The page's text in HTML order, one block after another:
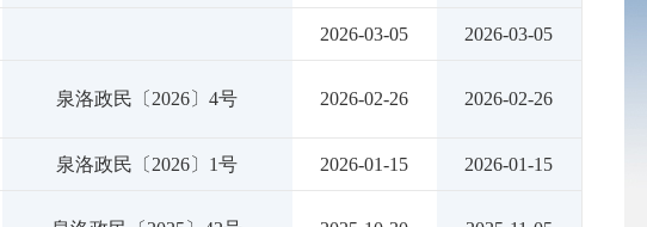
2026-03-05 2026-03-05
泉洛政民〔2026〕4号 2026-02-26 2026-02-26
泉洛政民〔2026〕1号 2026-01-15 2026-01-15